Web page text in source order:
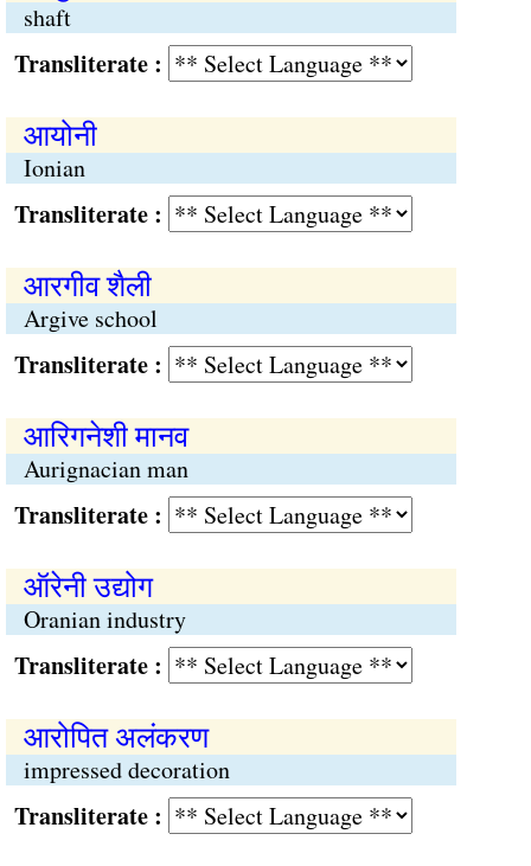
shaft
:
आयोनी
Ionian
:
आरगीव शैली
Argive school
:
आरिगनेशी मानव
Aurignacian man
:
ऑरेनी उद्योग
Oranian industry
:
आरोपित अलंकरण
impressed decoration
: